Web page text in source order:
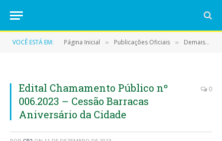
VOCÊ ESTÁ EM: Página Inicial » Publicações Oficiais » Demais Publicações Oficiais
Edital Chamamento Público nº
006.2023 – Cessão Barracas
Aniversário da Cidade
0